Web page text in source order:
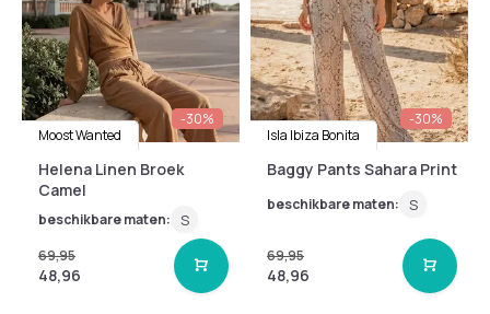
-30%
Moost Wanted
Helena Linen Broek
Camel
beschikbare maten: S
69,95
48,96
-30%
Isla Ibiza Bonita
Baggy Pants Sahara Print
beschikbare maten: S
69,95
48,96